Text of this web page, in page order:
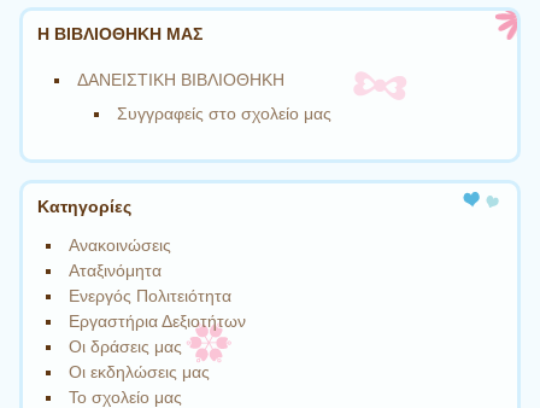
Η ΒΙΒΛΙΟΘΗΚΗ ΜΑΣ
ΔΑΝΕΙΣΤΙΚΗ ΒΙΒΛΙΟΘΗΚΗ
Συγγραφείς στο σχολείο μας
Kατηγορίες
Ανακοινώσεις
Αταξινόμητα
Ενεργός Πολιτειότητα
Εργαστήρια Δεξιοτήτων
Οι δράσεις μας
Οι εκδηλώσεις μας
Το σχολείο μας